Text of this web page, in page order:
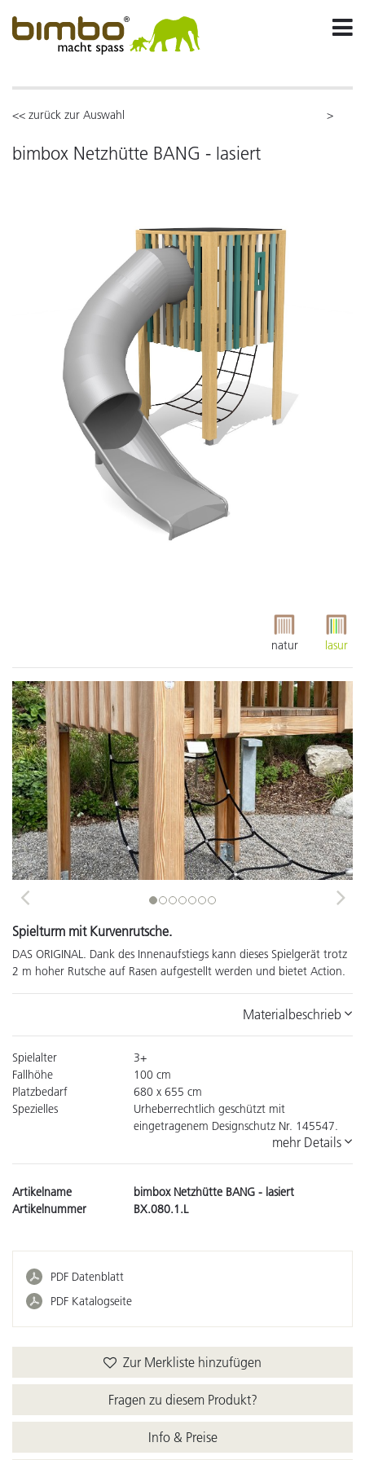
<< zurück zur Auswahl >
bimbox Netzhütte BANG - lasiert
natur lasur
Previous Next
Spielturm mit Kurvenrutsche.
DAS ORIGINAL. Dank des Innenaufstiegs kann dieses Spielgerät trotz
2 m hoher Rutsche auf Rasen aufgestellt werden und bietet Action.
Materialbeschrieb
Spielalter
3+
Fallhöhe
100 cm
Platzbedarf
680 x 655 cm
Spezielles
Urheberrechtlich geschützt mit
eingetragenem Designschutz Nr. 145547.
mehr Details
Artikelname
bimbox Netzhütte BANG - lasiert
Artikelnummer
BX.080.1.L
PDF Datenblatt
PDF Katalogseite
Zur Merkliste hinzufügen
Fragen zu diesem Produkt?
Info & Preise